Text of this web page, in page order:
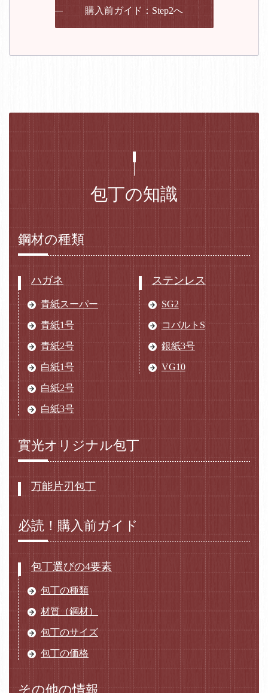
購入前ガイド：Step2へ
包丁の知識
鋼材の種類
ハガネ
青紙スーパー
青紙1号
青紙2号
白紙1号
白紙2号
白紙3号
ステンレス
SG2
コバルトS
銀紙3号
VG10
實光オリジナル包丁
万能片刃包丁
必読！購入前ガイド
包丁選びの4要素
包丁の種類
材質（鋼材）
包丁のサイズ
包丁の価格
その他の情報